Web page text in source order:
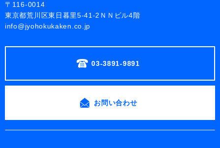
〒116-0014
東京都荒川区東日暮里5-41-2ＮＮビル4階
info@jyohokukaken.co.jp
03-3891-9891
お問い合わせ